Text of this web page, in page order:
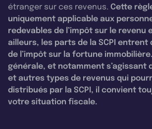
étranger sur ces revenus. Cette
uniquement applicable aux
redevables de l’impôt sur le revenu
ailleurs, les parts de la SCPI entrent
de l’impôt sur la fortune
générale, et notamment s’agissant
et autres types de revenus qui
distribués par la SCPI, il convient
votre situation fiscale.